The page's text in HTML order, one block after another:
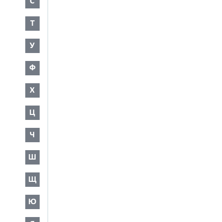
Т
У
Ф
Х
Ц
Ч
Ш
Щ
Ю